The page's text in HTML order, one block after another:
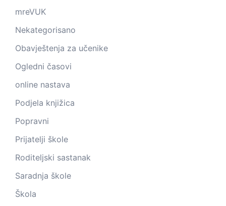
mreVUK
Nekategorisano
Obavještenja za učenike
Ogledni časovi
online nastava
Podjela knjižica
Popravni
Prijatelji škole
Roditeljski sastanak
Saradnja škole
Škola